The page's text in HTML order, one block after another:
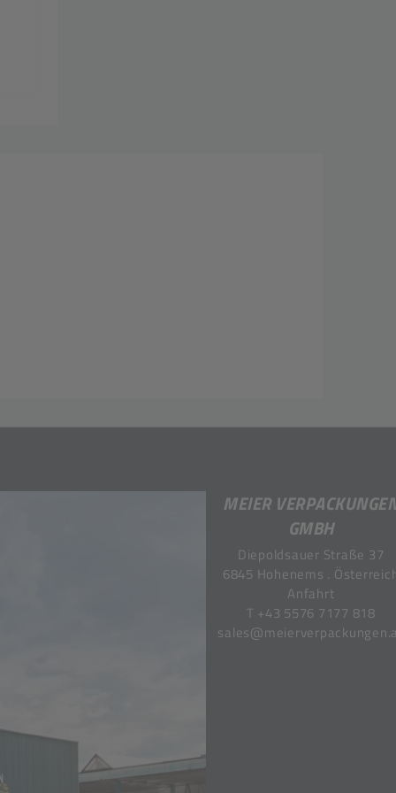
MEIER
GMBH
Diepoldsauer Straße 37
6845 Hohenems .
Anfahrt
T +43 5576 7177 818